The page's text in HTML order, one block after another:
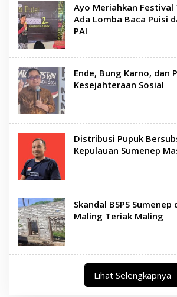
Ayo Meriahkan Festival
Ada Lomba Baca Puisi
PAI
Ende, Bung Karno, dan
Kesejahteraan Sosial
Distribusi Pupuk
Kepulauan Sumenep
Skandal BSPS
Maling Teriak Maling
Lihat Selengkapnya